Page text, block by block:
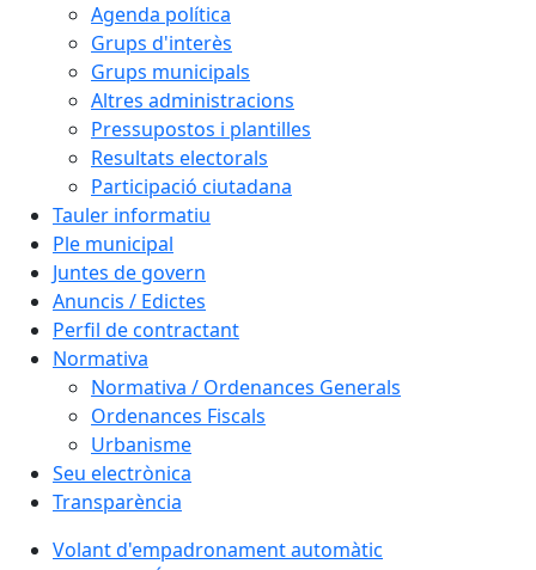
Agenda política
Grups d'interès
Grups municipals
Altres administracions
Pressupostos i plantilles
Resultats electorals
Participació ciutadana
Tauler informatiu
Ple municipal
Juntes de govern
Anuncis / Edictes
Perfil de contractant
Normativa
Normativa / Ordenances Generals
Ordenances Fiscals
Urbanisme
Seu electrònica
Transparència
Volant d'empadronament automàtic